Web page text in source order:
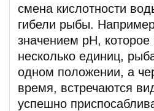
смена кислотности
гибели рыбы.
значением рН, которое
несколько единиц,
одном положении, а
время, встречаются
успешно